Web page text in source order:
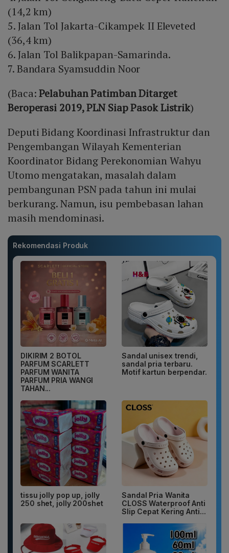
(14,2 km)
5. Jalan Tol Jakarta-Cikampek II Eleveted
(36,4 km)
6. Jalan Tol Balikpapan-Samarinda.
7. Bandara Syamsuddin Noor
(Baca:Pelabuhan Patimban Ditarget
Beroperasi 2019, PLN Siap Pasok Listrik)
Deputi Bidang Koordinasi Infrastruktur dan
Pengembangan Wilayah Kementerian
Koordinator Bidang Perekonomian Wahyu
Utomo mengatakan, masalah dalam
pembangunan PSN pada tahun ini mulai
berkurang. Namun, isu pembebasan lahan
masih mendominasi.
Rekomendasi Produk
DIKIRIM 2 BOTOL
PARFUM SCARLETT
PARFUM WANITA
PARFUM PRIA WANGI
TAHAN...
Sandal unisex trendi,
sandal pria terbaru.
Motif kartun berpendar.
tissu jolly pop up, jolly
250 shet, jolly 200shet
Sandal Pria Wanita
CLOSS Waterproof Anti
Slip Cepat Kering Anti...